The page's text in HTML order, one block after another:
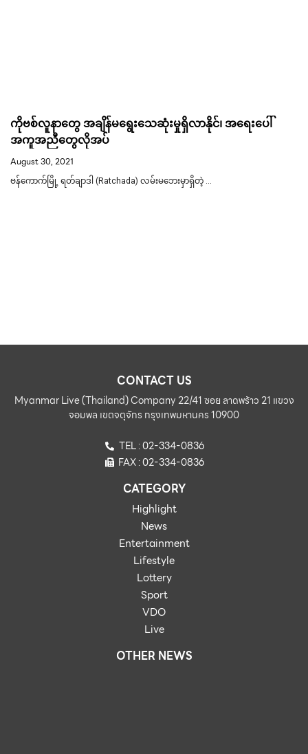
ကိုဗစ်လူနာတွေ အချိန်မရွေးသေဆုံးမှုရှိလာနိုင်၊ အရေးပေါ်
အကူအညီတွေလိုအပ်
August 30, 2021
ဗန်ကောက်မြို့ ရတ်ချာဒါ (Ratchada) လမ်းမဘေးမှာရှိတဲ့ …
CONTACT US
Myanmar Live (Thailand) Company 22/41 ซอย ลาดพร้าว 21 แขวง
จอมพล เขตจตุจักร กรุงเทพมหานคร 10900
TEL : 02-334-0836
FAX : 02-334-0836
CATEGORY
Highlight
News
Entertainment
Lifestyle
Lottery
Sport
VDO
Live
OTHER NEWS